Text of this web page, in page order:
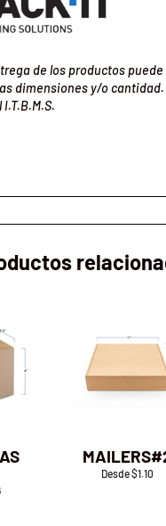
de los productos
dimensiones y/o cantidad.
Desde $1.10